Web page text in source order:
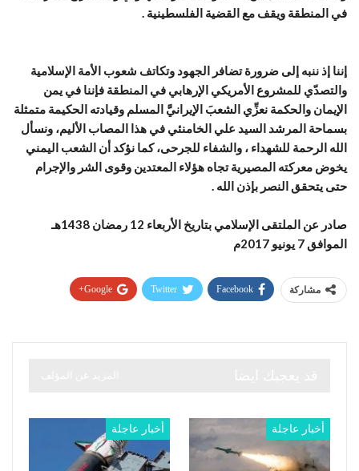
في المنطقة ويقف مع القضية الفلسطينية .
إننا إذ ننبه إلى ضرورة تضافر الجهود وتكاتف شعوب الأمة الإسلامية
والتصدّي للمشروع الأمريكي الإرهابي في المنطقة فإننا في يمن
الإيمان والحكمة نعزِّي الشعبَ الإيرانيَّ المسلم وقيادته الحكيمة متمثلة
بسماحة المرشد السيد علي الخامنئي في هذا المصاب الأليم، ونسأل
الله الرحمة للشهداء ، والشفاء للجرحى، كما نؤكد أن الشعب اليمني
يخوض معركته المصيرية تجاه هؤلاء المعتدين وقوى الشر والإجرام
حتى يتحقق النصر بإذن الله .
صادر عن الملتقى الإسلامي بتاريخ الأربعاء 12 رمضان 1438هـ
الموافق 7 يونيو 2017م
مشاركة Facebook
Twitter
Google+
أخبار عاجلة أخبار عاجلة